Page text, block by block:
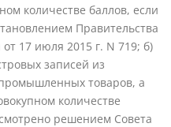
количестве баллов, если
Правительства
17 июля 2015 г. N 719; б)
записей из
товаров, а
количестве
решением Совета